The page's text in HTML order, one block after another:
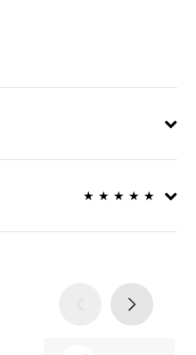
★ ★ ★ ★ ★